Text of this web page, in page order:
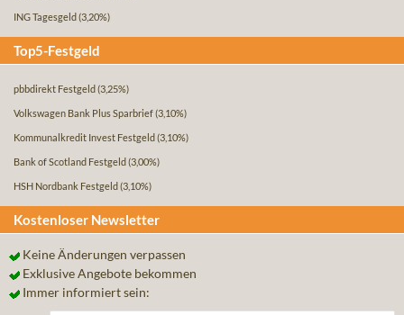
ING Tagesgeld (3,20%)
Top5-Festgeld
pbbdirekt Festgeld (3,25%)
Volkswagen Bank Plus Sparbrief(3,10%)
Kommunalkredit Invest Festgeld (3,10%)
Bank of Scotland Festgeld (3,00%)
HSH Nordbank Festgeld (3,10%)
Kostenloser Newsletter
Keine Änderungen verpassen
Exklusive Angebote bekommen
Immer informiert sein: